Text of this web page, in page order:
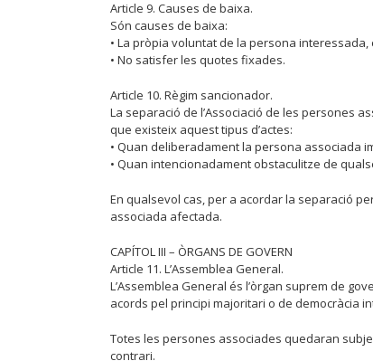
Article 9. Causes de baixa.
Són causes de baixa:
• La pròpia voluntat de la persona
• No satisfer les quotes fixades.
Article 10. Règim sancionador.
La separació de l’Associació de les persones
que existeix aquest tipus d’actes:
• Quan deliberadament la persona associada
• Quan intencionadament obstaculitze de
En qualsevol cas, per a acordar la separació
associada afectada.
CAPÍTOL III – ÒRGANS DE GOVERN
Article 11. L’Assemblea General.
L’Assemblea General és l’òrgan suprem de
acords pel principi majoritari o de democràcia
Totes les persones associades quedaran
contrari.